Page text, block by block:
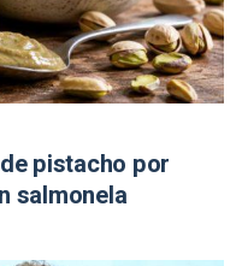
pistacho por
salmonela